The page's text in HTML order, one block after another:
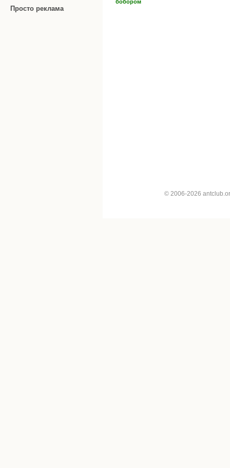
Просто реклама
бобором
© 2006-2026